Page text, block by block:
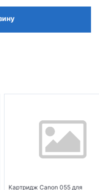
Картридж Canon 055 для